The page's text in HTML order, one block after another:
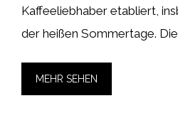
Kaffeeliebhaber etabliert,
der heißen Sommertage.
MEHR SEHEN